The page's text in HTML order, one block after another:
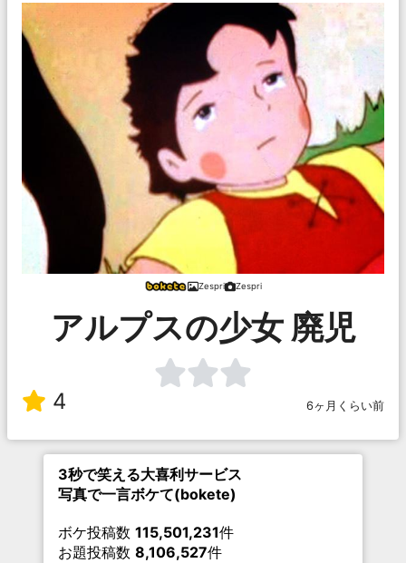
Zespri Zespri
アルプスの少女 廃児
4 6ヶ月くらい前
3秒で笑える大喜利サービス
写真で一言ボケて(bokete)
ボケ投稿数 115,501,231件
お題投稿数 8,106,527件